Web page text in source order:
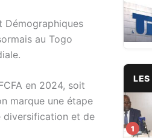
Démographiques
au Togo
en 2024, soit
marque une étape
diversification et de
LES
1